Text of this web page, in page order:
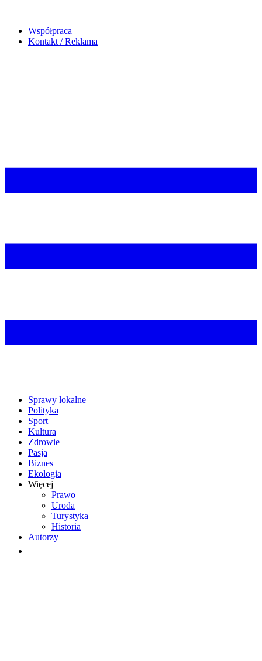
Współpraca
Kontakt / Reklama
Sprawy lokalne
Polityka
Sport
Kultura
Zdrowie
Pasja
Biznes
Ekologia
Więcej
Prawo
Uroda
Turystyka
Historia
Autorzy